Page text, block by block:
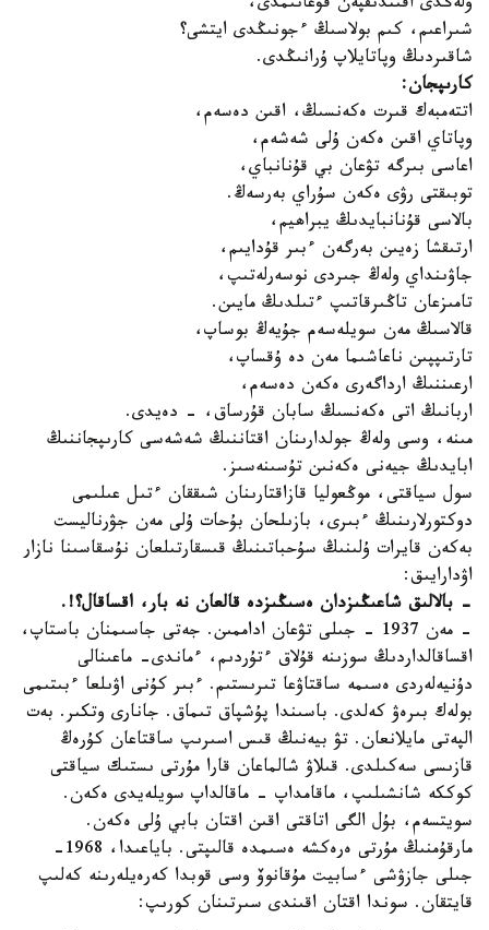
شىراعىم، كىم بولاسىڭ ءجونىڭدى ايتشى؟
شاقىردىڭ وپاتايلاپ ۇرانىڭدى.
كارىپجان:
اتتەمبەك قىرت ەكەنسىڭ، اقىن دەسەم،
وپاتاي اقىن ەكەن ۇلى شەشەم،
اعاسى بىرگە تۋعان بي قۇنانباي،
توبىقتى رۋى ەكەن سۇراي بەرسەڭ.
بالاسى قۇنانبايدىڭ يبراھيم،
ارتىقشا زەيىن بەرگەن ءبىر قۇدايىم،
جاۋىنداي ولەڭ جىردى نوسەرلەتىپ،
تامىزعان تاڭىرقاتىپ ءتىلدىڭ مايىن.
قالاسىڭ مەن سويلەسەم جۇيەڭ بوساپ،
تارتىپپىن ناعاشىما مەن دە ۇقساپ،
ارعىننىڭ ارداگەرى ەكەن دەسەم،
اربانىڭ اتى ەكەنسىڭ سابان قۇرساق، - دەيدى.
مىنە، وسى ولەڭ جولدارىنان اقتاننىڭ شەشەسى كارىپجاننىڭ
ابايدىڭ جيەنى ەكەنىن تۇسىنەسىز.
سول سياقتى، موڭعوليا قازاقتارىنان شىققان ءتىل عىلىمى
دوكتورلارىنىڭ ءبىرى، بازىلحان بۇحات ۇلى مەن جۋرناليست
بەكەن قايرات ۇلىنىڭ سۇحباتىنىڭ قىسقارتىلعان نۇسقاسىنا نازار
اۋدارايىق:
- بالالىق شاعىڭىزدان ەسىڭىزدە قالعان نە بار، اقساقال؟!.
- مەن 1937 - جىلى تۋعان اداممىن. جەتى جاسىمنان باستاپ،
اقساقالداردىڭ سوزىنە قۇلاق ءتۇردىم، ءماندى- ماعىنالى
دۇنيەلەردى ەسىمە ساقتاۋعا تىرىستىم. ءبىر كۇنى اۋىلعا ءبىتىمى
بولەك بىرەۋ كەلدى. باسىندا پۇشپاق تىماق. جانارى وتكىر. بەت
الپەتى مايلانعان. تۋ بيەنىڭ قىس اسىرىپ ساقتاعان كۇرەڭ
قازىسى سەكىلدى. قىلاۋ شالماعان قارا مۇرتى ىستىك سياقتى
كوككە شانشىلىپ، ماقامداپ - ماقالداپ سويلەيدى ەكەن.
سويتسەم، بۇل الگى اتاقتى اقىن اقتان بابي ۇلى ەكەن.
مارقۇمنىڭ مۇرتى ەرەكشە ەسىمدە قالىپتى. باياعىدا، 1968-
جىلى جازۋشى ءسابيت مۇقانوۆ وسى قوبدا كەرەيلەرىنە كەلىپ
قايتقان. سوندا اقتان اقىندى سىرتىنان كورىپ: